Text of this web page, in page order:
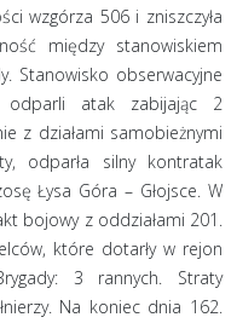
wzgórza 506 i zniszczyła
między stanowiskiem
Stanowisko obserwacyjne
odparli atak zabijając 2
z działami samobieżnymi
odparła silny kontratak
Łysa Góra – Głojsce. W
bojowy z oddziałami 201.
które dotarły w rejon
3 rannych. Straty
Na koniec dnia 162.